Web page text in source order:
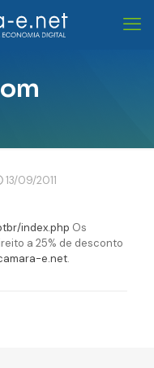
13/09/2011
index.php Os
a 25% de desconto
e.net.